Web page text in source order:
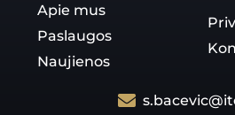
Apie mus
Paslaugos
Naujienos